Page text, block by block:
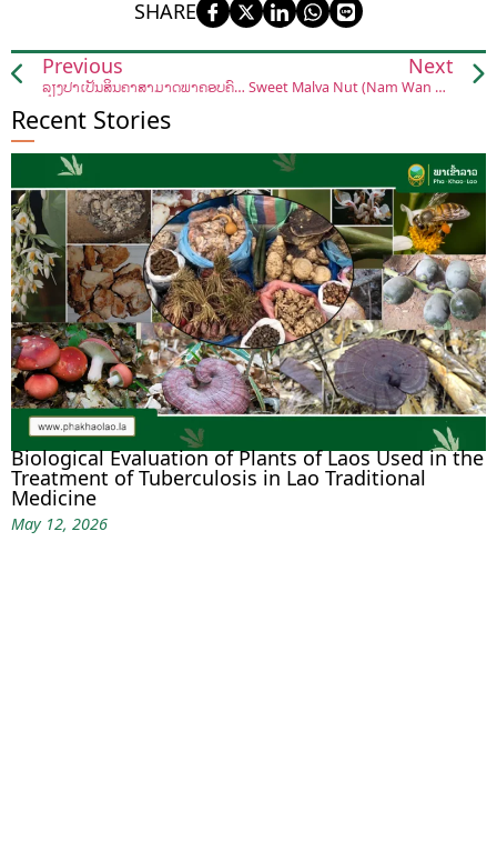
SHARE
Previous
ລ້ຽງປາເປັນສິນຄ້າສາມາດພາຄອບຄົວຫຼຸດພົ້ນຄວາມທຸກຍາກ
Next
Sweet Malva Nut (Nam Wan Mak Jong)
Recent Stories
Biological Evaluation of Plants of Laos Used in the
Treatment of Tuberculosis in Lao Traditional
Medicine
May 12, 2026